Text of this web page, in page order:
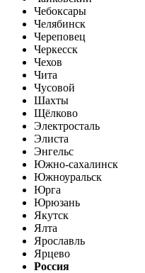
Чебоксары
Челябинск
Череповец
Черкесск
Чехов
Чита
Чусовой
Шахты
Щёлково
Электросталь
Элиста
Энгельс
Южно-сахалинск
Южноуральск
Юрга
Юрюзань
Якутск
Ялта
Ярославль
Ярцево
Россия